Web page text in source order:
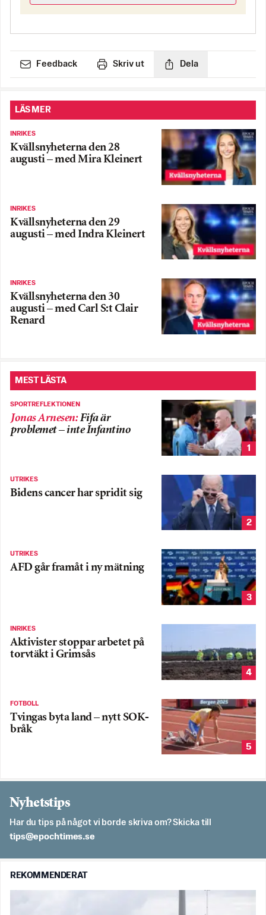
Feedback Skriv ut Dela
LÄS MER
INRIKES
Kvällsnyheterna den 28
augusti – med Mira Kleinert
INRIKES
Kvällsnyheterna den 29
augusti – med Indra Kleinert
INRIKES
Kvällsnyheterna den 30
augusti – med Carl S:t Clair
Renard
MEST LÄSTA
SPORTREFLEKTIONEN
Jonas Arnesen:Fifa är
problemet – inte Infantino
1
UTRIKES
Bidens cancer har spridit sig
2
UTRIKES
AFD går framåt i ny mätning
3
INRIKES
Aktivister stoppar arbetet på
torvtäkt i Grimsås
4
FOTBOLL
Tvingas byta land – nytt SOK-
bråk
5
Nyhetstips
Har du tips på något vi borde skriva om? Skicka till
es.semithcope@spit
REKOMMENDERAT